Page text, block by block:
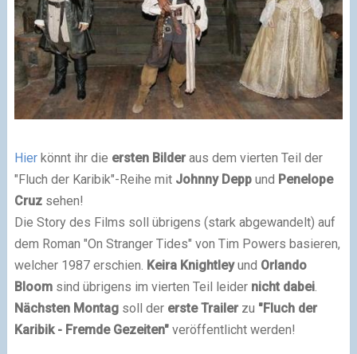
Hierkönnt ihr die ersten Bilderaus dem vierten Teil der
"Fluch der Karibik"-Reihe mit Johnny Deppund Penelope
Cruzsehen!
Die Story des Films soll übrigens (stark abgewandelt) auf
dem Roman "On Stranger Tides" von Tim Powers basieren,
welcher 1987 erschien. Keira Knightley und Orlando
Bloom sind übrigens im vierten Teil leider nicht dabei.
Nächsten Montagsoll der erste Trailerzu "Fluch der
Karibik - Fremde Gezeiten"veröffentlicht werden!